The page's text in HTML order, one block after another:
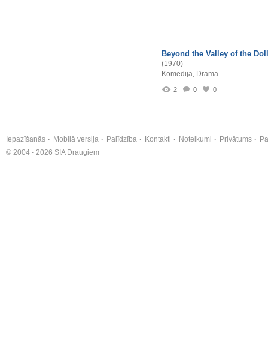
Beyond the Valley of the
(1970)
Komēdija, Drāma
2 0 0
Iepazīšanās Mobilā versija Palīdzība Kontakti Noteikumi Privātums
© 2004 - 2026 SIA Draugiem